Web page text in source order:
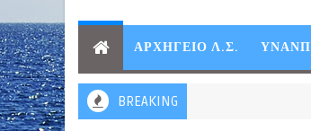
ΑΡΧΗΓΕΙΟ Λ.Σ. ΥΝΑΝΠ
BREAKING